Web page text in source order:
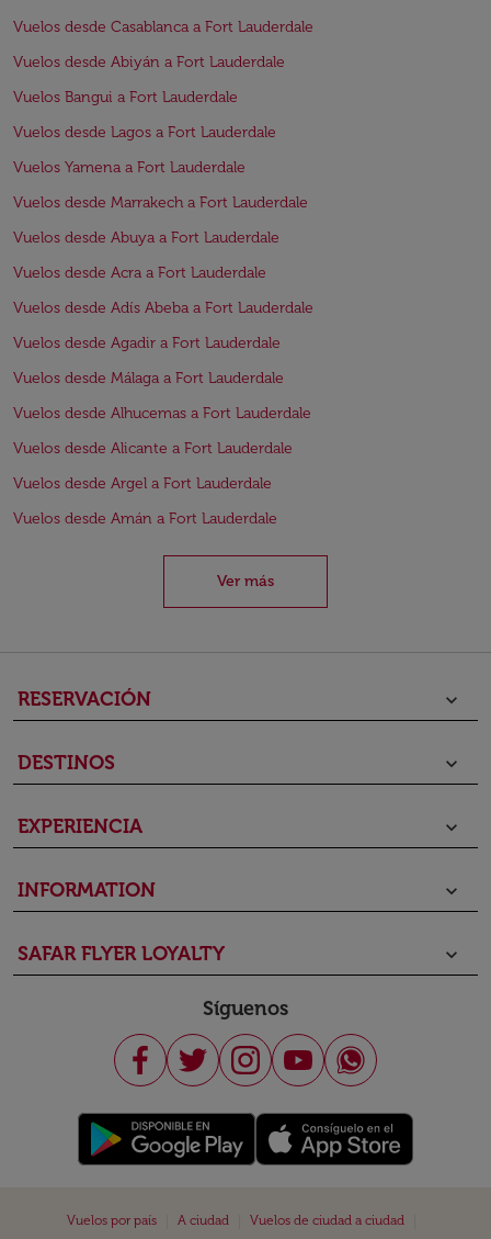
Vuelos desde Casablanca a Fort Lauderdale
Vuelos desde Abiyán a Fort Lauderdale
Vuelos Bangui a Fort Lauderdale
Vuelos desde Lagos a Fort Lauderdale
Vuelos Yamena a Fort Lauderdale
Vuelos desde Marrakech a Fort Lauderdale
Vuelos desde Abuya a Fort Lauderdale
Vuelos desde Acra a Fort Lauderdale
Vuelos desde Adís Abeba a Fort Lauderdale
Vuelos desde Agadir a Fort Lauderdale
Vuelos desde Málaga a Fort Lauderdale
Vuelos desde Alhucemas a Fort Lauderdale
Vuelos desde Alicante a Fort Lauderdale
Vuelos desde Argel a Fort Lauderdale
Vuelos desde Amán a Fort Lauderdale
Ver más
RESERVACIÓN keyboard_arrow_down
DESTINOS keyboard_arrow_down
EXPERIENCIA keyboard_arrow_down
INFORMATION keyboard_arrow_down
SAFAR FLYER LOYALTY keyboard_arrow_down
Síguenos
Vuelos por país A ciudad Vuelos de ciudad a ciudad